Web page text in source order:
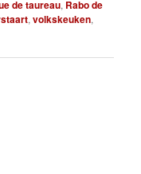
de taureau, Rabo de
,volkskeuken,